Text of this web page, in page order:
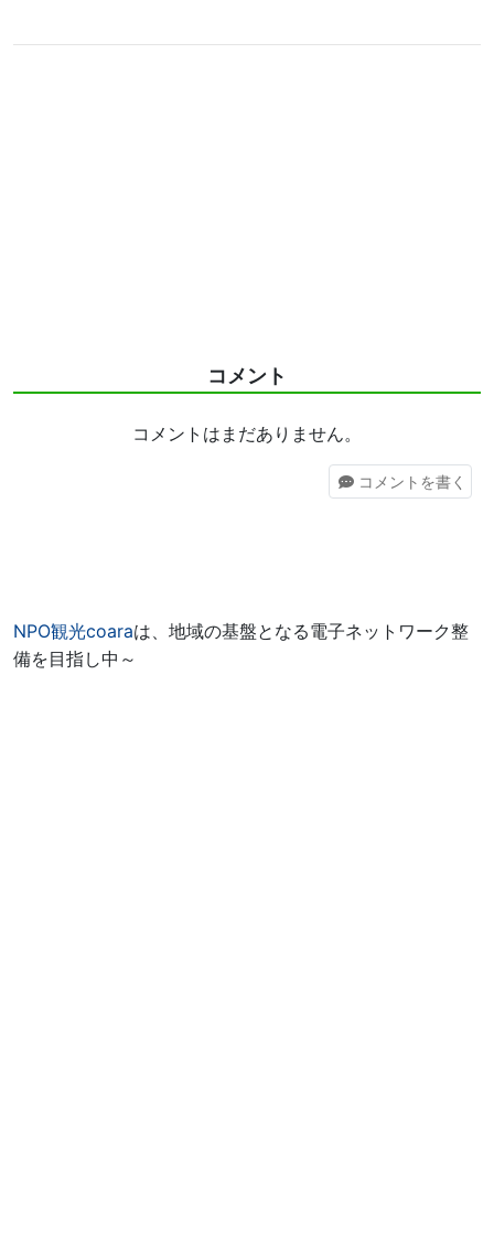
コメント
コメントはまだありません。
コメント を書く
NPO観光coaraは、地域の基盤となる電子ネットワーク整
備を目指し中～